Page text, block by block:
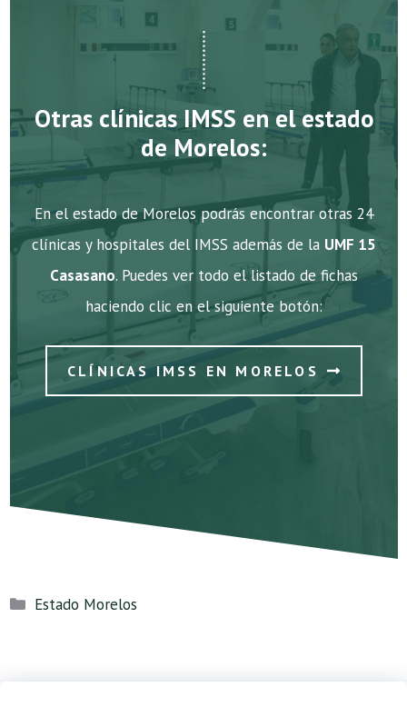
Otras clínicas IMSS en el estado
de Morelos:
En el estado de Morelos podrás encontrar otras 24
clínicas y hospitales del IMSS además de la UMF 15
Casasano. Puedes ver todo el listado de fichas
haciendo clic en el siguiente botón:
CLÍNICAS IMSS EN MORELOS
Categorías
Estado Morelos